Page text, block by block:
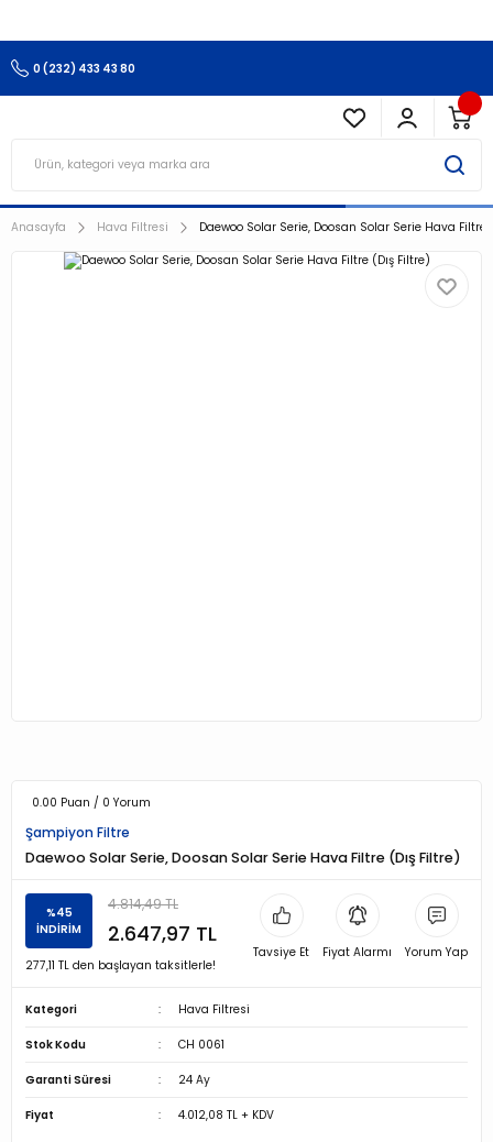
0 (232) 433 43 80
Anasayfa Hava Filtresi Daewoo Solar Serie, Doosan Solar Serie Hava Filtre
0.00 Puan / 0 Yorum
Şampiyon Filtre
Daewoo Solar Serie, Doosan Solar Serie Hava Filtre (Dış Filtre)
%45
İNDİRİM
4.814,49 TL
2.647,97 TL
277,11 TL den başlayan taksitlerle!
Tavsiye Et Fiyat Alarmı Yorum Yap
Kategori Hava Filtresi
Stok Kodu CH 0061
Garanti Süresi 24 Ay
Fiyat 4.012,08 TL + KDV